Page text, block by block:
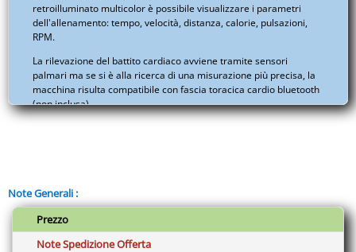
retroilluminato multicolor è possibile visualizzare i parametri
dell'allenamento: tempo, velocità, distanza, calorie, pulsazioni,
RPM.
La rilevazione del battito cardiaco avviene tramite sensori
palmari ma se si è alla ricerca di una misurazione più precisa, la
macchina risulta compatibile con fascia toracica cardio bluetooth
(non inclusa).
consente di usufruire delle app più motivanti e divertenti
specifiche per l’allenamento con l'ellittica. Include iConsole+ App
con mappe, intinerari, fitness plan e dati di allenamento.
Compatibile con Kinomap fitness App (abbonamento non incluso)
Note Generali :
Prezzo
Note Spedizione Offerta